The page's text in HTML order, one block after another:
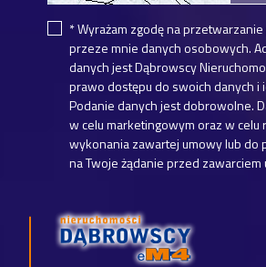
* Wyrażam zgodę na
przeze mnie danych osobowych.
danych jest Dąbrowscy
prawo dostępu do swoich danych i
Podanie danych jest dobrowolne.
w celu marketingowym oraz w celu
wykonania zawartej umowy lub do
na Twoje żądanie przed zawarciem